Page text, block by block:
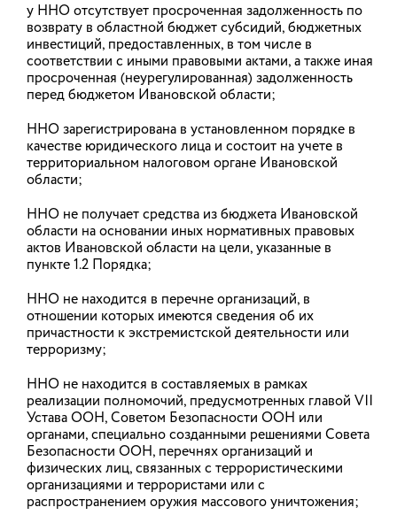
30.07.2026
Открыт прием документов на присуждение ежегодной
премии Губернатора Ивановской области «За особый
вклад в развитие и укрепление межнациональных
отношений»
30.07.2026
Объявляется конкурсный отбор в 2026 году социально
ориентированных некоммерческих организаций,
(гранты Ивановской области) в целях финансового
обеспечения затрат на реализацию социально значимого
проекта
14.04.2026
у ННО отсутствует просроченная задолженность по
возврату в областной бюджет субсидий, бюджетных
инвестиций, предоставленных, в том числе в
соответствии с иными правовыми актами, а также иная
просроченная (неурегулированная) задолженность
перед бюджетом Ивановской области;
ННО зарегистрирована в установленном порядке в
качестве юридического лица и состоит на учете в
территориальном налоговом органе Ивановской
области;
ННО не получает средства из бюджета Ивановской
области на основании иных нормативных правовых
актов Ивановской области на цели, указанные в
пункте 1.2 Порядка;
ННО не находится в перечне организаций, в
отношении которых имеются сведения об их
причастности к экстремистской деятельности или
терроризму;
ННО не находится в составляемых в рамках
реализации полномочий, предусмотренных главой VII
Устава ООН, Советом Безопасности ООН или
органами, специально созданными решениями Совета
Безопасности ООН, перечнях организаций и
физических лиц, связанных с террористическими
организациями и террористами или с
распространением оружия массового уничтожения;